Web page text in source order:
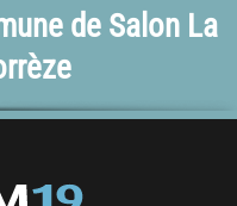
de Salon La